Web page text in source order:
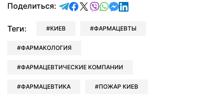
Поделиться: отправить в Telegram
поделиться в Facebook
поделиться в X
отправить в Viber
отправить в Whatsapp
отправить в Messenger
отправить в LinkedIn
Теги: КИЕВ ФАРМАЦЕВТЫ
ФАРМАКОЛОГИЯ
ФАРМАЦЕВТИЧЕСКИЕ КОМПАНИИ
ФАРМАЦЕВТИКА ПОЖАР КИЕВ